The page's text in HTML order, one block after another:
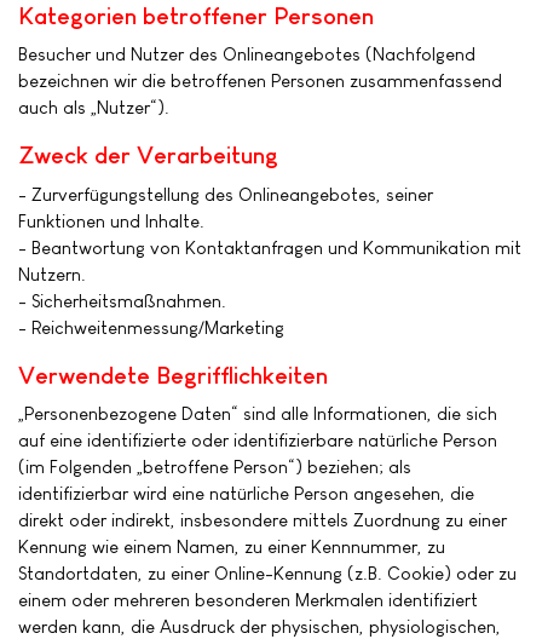
Kategorien betroffener Personen
Besucher und Nutzer des Onlineangebotes (Nachfolgend
bezeichnen wir die betroffenen Personen zusammenfassend
auch als „Nutzer“).
Zweck der Verarbeitung
- Zurverfügungstellung des Onlineangebotes, seiner
Funktionen und Inhalte.
- Beantwortung von Kontaktanfragen und Kommunikation mit
Nutzern.
- Sicherheitsmaßnahmen.
- Reichweitenmessung/Marketing
Verwendete Begrifflichkeiten
„Personenbezogene Daten“ sind alle Informationen, die sich
auf eine identifizierte oder identifizierbare natürliche Person
(im Folgenden „betroffene Person“) beziehen; als
identifizierbar wird eine natürliche Person angesehen, die
direkt oder indirekt, insbesondere mittels Zuordnung zu einer
Kennung wie einem Namen, zu einer Kennnummer, zu
Standortdaten, zu einer Online-Kennung (z.B. Cookie) oder zu
einem oder mehreren besonderen Merkmalen identifiziert
werden kann, die Ausdruck der physischen, physiologischen,